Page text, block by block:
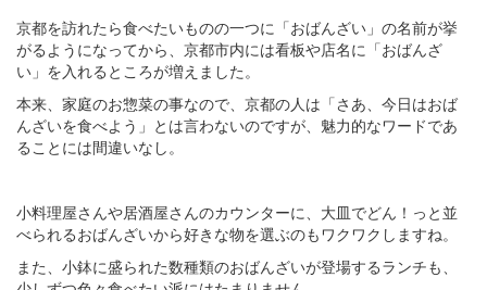
京都を訪れたら食べたいものの一つに「おばんざい」の名前が挙
がるようになってから、京都市内には看板や店名に「おばんざ
い」を入れるところが増えました。
本来、家庭のお惣菜の事なので、京都の人は「さあ、今日はおば
んざいを食べよう」とは言わないのですが、魅力的なワードであ
ることには間違いなし。
小料理屋さんや居酒屋さんのカウンターに、大皿でどん！っと並
べられるおばんざいから好きな物を選ぶのもワクワクしますね。
また、小鉢に盛られた数種類のおばんざいが登場するランチも、